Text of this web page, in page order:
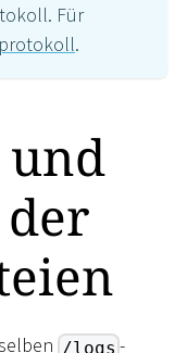
Für
.
und
/logs -